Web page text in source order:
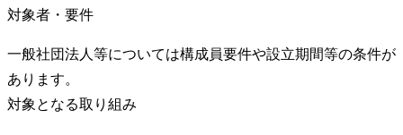
対象者・要件
一般社団法人等については構成員要件や設立期間等の条件が
あります。
対象となる取り組み